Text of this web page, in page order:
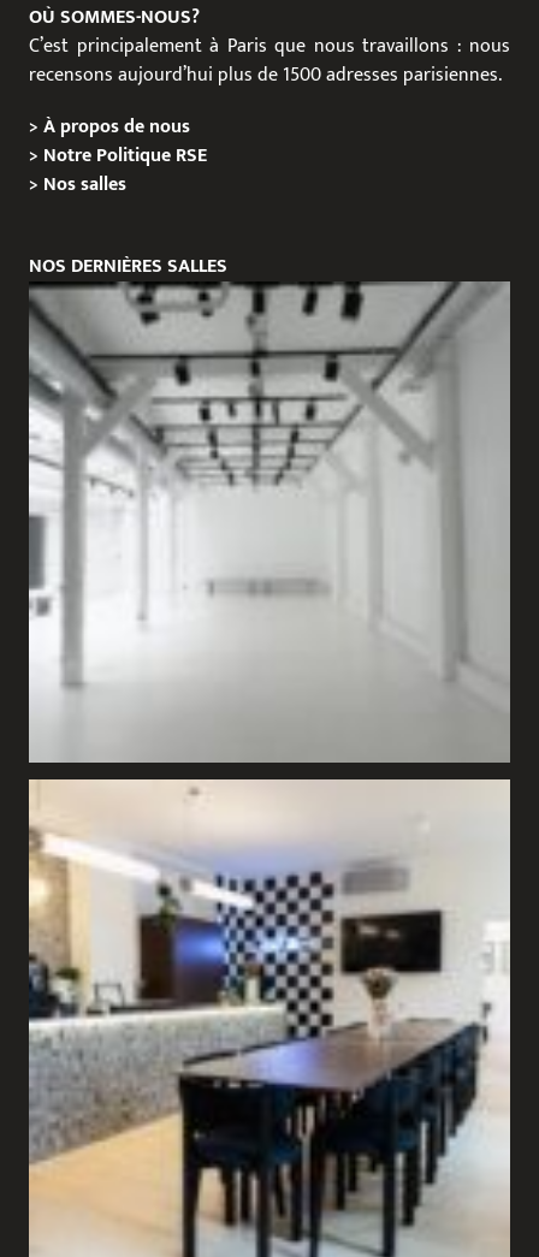
OÙ SOMMES-NOUS?
C’est principalement à Paris que nous travaillons : nous
recensons aujourd’hui plus de 1500 adresses parisiennes.
>À propos de nous
> Notre Politique RSE
> Nos salles
NOS DERNIÈRES SALLES